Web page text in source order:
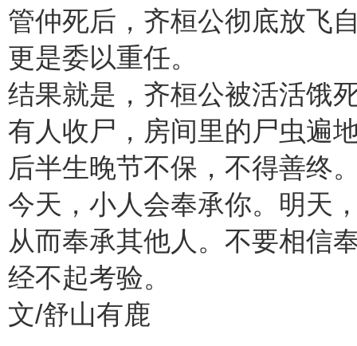
管仲死后，齐桓公彻底放飞
更是委以重任。
结果就是，齐桓公被活活饿
有人收尸，房间里的尸虫遍
后半生晚节不保，不得善终
今天，小人会奉承你。明天
从而奉承其他人。不要相信
经不起考验。
文/舒山有鹿